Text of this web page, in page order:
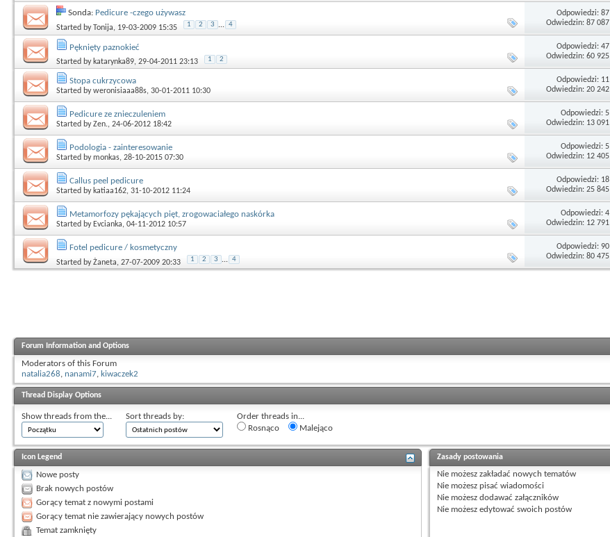
Sonda: Pedicure -czego używasz
Started byTonija, 19-03-2009 15:35 1 2 3 ... 4
Odpowiedzi: 87
Odwiedzin: 87 087
Pęknięty paznokieć
Started by katarynka89, 29-04-2011 23:13 1 2
Odpowiedzi: 47
Odwiedzin: 60 925
Stopa cukrzycowa
Started byweronisiaaa88s, 30-01-2011 10:30
Odpowiedzi: 11
Odwiedzin: 20 242
Pedicure ze znieczuleniem
Started byZen., 24-06-2012 18:42
Odpowiedzi: 5
Odwiedzin: 13 091
Podologia - zainteresowanie
Started bymonkas, 28-10-2015 07:30
Odpowiedzi: 5
Odwiedzin: 12 405
Callus peel pedicure
Started by katiaa162, 31-10-2012 11:24
Odpowiedzi: 18
Odwiedzin: 25 845
Metamorfozy pękających pięt, zrogowaciałego naskórka
Started by Evcianka, 04-11-2012 10:57
Odpowiedzi: 4
Odwiedzin: 12 791
Fotel pedicure / kosmetyczny
Started byŻaneta, 27-07-2009 20:33 1 2 3 ... 4
Odpowiedzi: 90
Odwiedzin: 80 475
Forum Information and Options
Moderators of this Forum
natalia268, nanami7, kiwaczek2
Thread Display Options
Show threads from the... Sort threads by:
Order threads in...
Rosnąco
Malejąco
Icon Legend
Nowe posty
Brak nowych postów
Gorący temat z nowymi postami
Gorący temat nie zawierający nowych postów
Temat zamknięty
Zasady postowania
Nie możeszzakładać nowych tematów
Nie możeszpisać wiadomości
Nie możeszdodawać załączników
Nie możeszedytować swoich postów